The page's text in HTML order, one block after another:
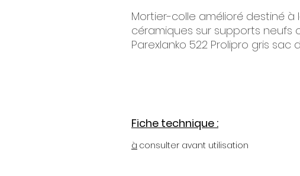
Mortier-colle amélioré destiné
céramiques sur supports neufs
Parexlanko 522 Prolipro gris sac
Fiche technique :
à consulter avant utilisation